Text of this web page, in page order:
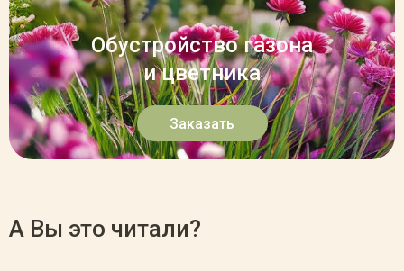
Обустройство газона
и цветника
Заказать
А Вы это читали?